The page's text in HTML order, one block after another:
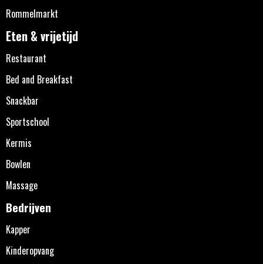
Rommelmarkt
Eten & vrijetijd
Restaurant
Bed and Breakfast
Snackbar
Sportschool
Kermis
Bowlen
Massage
Bedrijven
Kapper
Kinderopvang